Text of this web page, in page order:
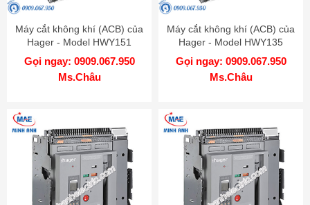
Máy cắt không khí (ACB) của
Hager - Model HWY151
Gọi ngay: 0909.067.950
Ms.Châu
Máy cắt không khí (ACB) của
Hager - Model HWY135
Gọi ngay: 0909.067.950
Ms.Châu